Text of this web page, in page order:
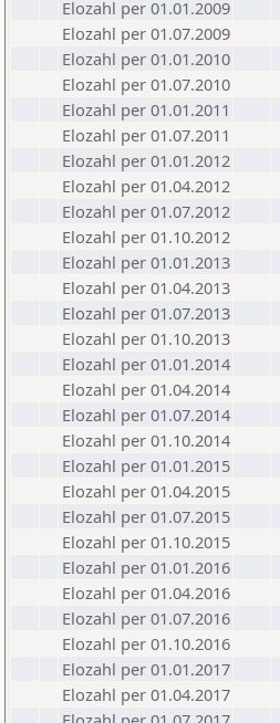
Elozahl per 01.01.2009
Elozahl per 01.07.2009
Elozahl per 01.01.2010
Elozahl per 01.07.2010
Elozahl per 01.01.2011
Elozahl per 01.07.2011
Elozahl per 01.01.2012
Elozahl per 01.04.2012
Elozahl per 01.07.2012
Elozahl per 01.10.2012
Elozahl per 01.01.2013
Elozahl per 01.04.2013
Elozahl per 01.07.2013
Elozahl per 01.10.2013
Elozahl per 01.01.2014
Elozahl per 01.04.2014
Elozahl per 01.07.2014
Elozahl per 01.10.2014
Elozahl per 01.01.2015
Elozahl per 01.04.2015
Elozahl per 01.07.2015
Elozahl per 01.10.2015
Elozahl per 01.01.2016
Elozahl per 01.04.2016
Elozahl per 01.07.2016
Elozahl per 01.10.2016
Elozahl per 01.01.2017
Elozahl per 01.04.2017